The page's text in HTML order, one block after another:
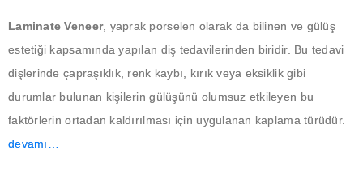
Laminate Veneer, yaprak porselen olarak da bilinen ve gülüş
estetiği kapsamında yapılan diş tedavilerinden biridir. Bu tedavi
dişlerinde çapraşıklık, renk kaybı, kırık veya eksiklik gibi
durumlar bulunan kişilerin gülüşünü olumsuz etkileyen bu
faktörlerin ortadan kaldırılması için uygulanan kaplama türüdür.
devamı…